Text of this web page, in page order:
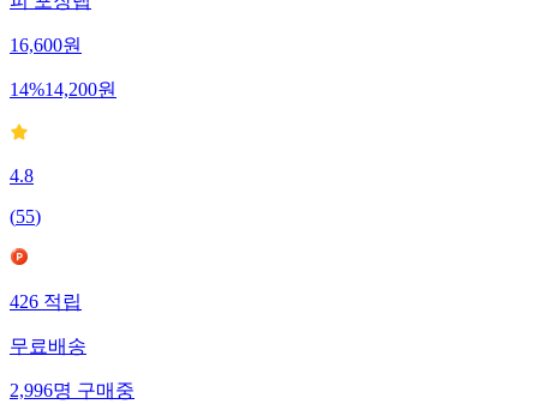
16,600원
14%14,200원
4.8
(55)
426 적립
무료배송
2,996명 구매중